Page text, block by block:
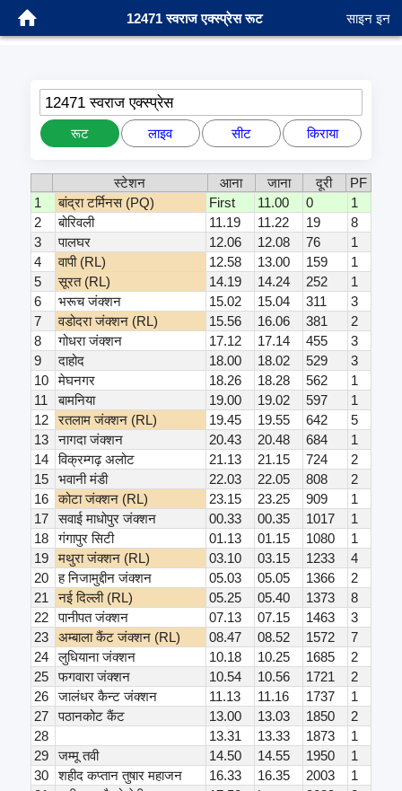
12471 स्वराज एक्स्प्रेस रूट साइन इन
12471 स्वराज एक्स्प्रेस
रूट लाइव सीट किराया
स्टेशन आना जाना दूरी
PF
1
बांद्रा टर्मिनस (PQ) First 11.00 0
1
2
बोरिवली 11.19 11.22 19
8
3
पालघर 12.06 12.08 76
1
4
वापी (RL) 12.58 13.00 159
1
5
सूरत (RL) 14.19 14.24 252
1
6
भरूच जंक्शन 15.02 15.04 311
3
7
वडोदरा जंक्शन (RL) 15.56 16.06 381
2
8
गोधरा जंक्शन 17.12 17.14 455
3
9
दाहोद 18.00 18.02 529
3
10
मेघनगर 18.26 18.28 562
1
11
बामनिया 19.00 19.02 597
1
12
रतलाम जंक्शन (RL) 19.45 19.55 642
5
13
नागदा जंक्शन 20.43 20.48 684
1
14
विक्रम्गढ़ अलोट 21.13 21.15 724
2
15
भवानी मंडी 22.03 22.05 808
2
16
कोटा जंक्शन (RL) 23.15 23.25 909
1
17
सवाई माधोपुर जंक्शन 00.33 00.35 1017
1
18
गंगापुर सिटी 01.13 01.15 1080
1
19
मथुरा जंक्शन (RL) 03.10 03.15 1233
4
20
ह निजामुद्दीन जंक्शन 05.03 05.05 1366
2
21
नई दिल्ली (RL) 05.25 05.40 1373
8
22
पानीपत जंक्शन 07.13 07.15 1463
3
23
अम्बाला कैंट जंक्शन (RL) 08.47 08.52 1572
7
24
लुधियाना जंक्शन 10.18 10.25 1685
2
25
फगवारा जंक्शन 10.54 10.56 1721
2
26
जालंधर कैन्ट जंक्शन 11.13 11.16 1737
1
27
पठानकोट कैंट 13.00 13.03 1850
2
28
13.31 13.33 1873
1
29
जम्मू तवी 14.50 14.55 1950
1
30
शहीद कप्तान तुषार महाजन 16.33 16.35 2003
1